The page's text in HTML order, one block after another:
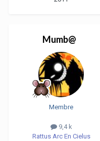
Mumb@
Membre
9,4 k
Rattus Arc En Cielus